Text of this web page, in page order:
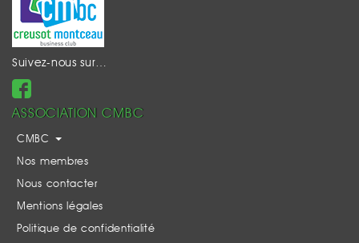
Suivez-nous sur…
ASSOCIATION CMBC
CMBC
Nos membres
Nous contacter
Mentions légales
Politique de confidentialité